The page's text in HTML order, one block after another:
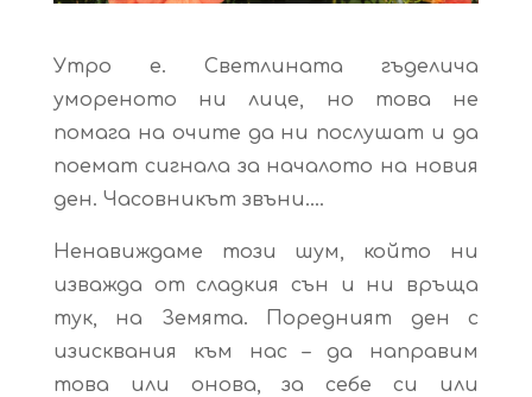
Утро е. Светлината гъделича
умореното ни лице, но това не
помага на очите да ни послушат и да
поемат сигнала за началото на новия
ден. Часовникът звъни….
Ненавиждаме този шум, който ни
изважда от сладкия сън и ни връща
тук, на Земята. Поредният ден с
изисквания към нас – да направим
това или онова, за себе си или